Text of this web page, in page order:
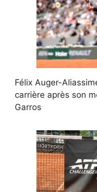
Félix Auger-
carrière après son
Garros